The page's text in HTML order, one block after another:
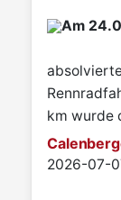
Am
km wurde
Details
2026-07-